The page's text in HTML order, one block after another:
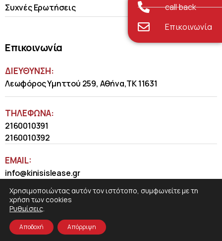
Συχνές Ερωτήσεις
Επικοινωνία
ΔΙΕΥΘΥΝΣΗ:
Λεωφόρος Υμηττού 259, Αθήνα,ΤΚ 11631
ΤΗΛΈΦΩΝΑ:
2160010391
2160010392
EMAIL:
info@kinisislease.gr
COSMOTE NewSite4U© 2026
call back
Επικοινωνία
Χρησιμοποιώντας αυτόν τον ιστότοπο, συμφωνείτε με τη
χρήση των cookies
Ρυθμίσεις.
Αποδοχή Απόρριψη